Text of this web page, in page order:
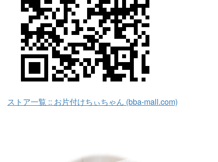
ストア一覧 :: お片付けちぃちゃん (bba-mall.com)